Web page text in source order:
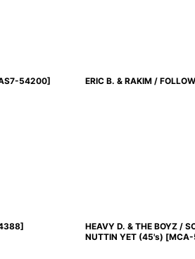
54200] ERIC B. & RAKIM /
]
HEAVY D. & THE BOYZ /
NUTTIN YET (45's) [MCA-